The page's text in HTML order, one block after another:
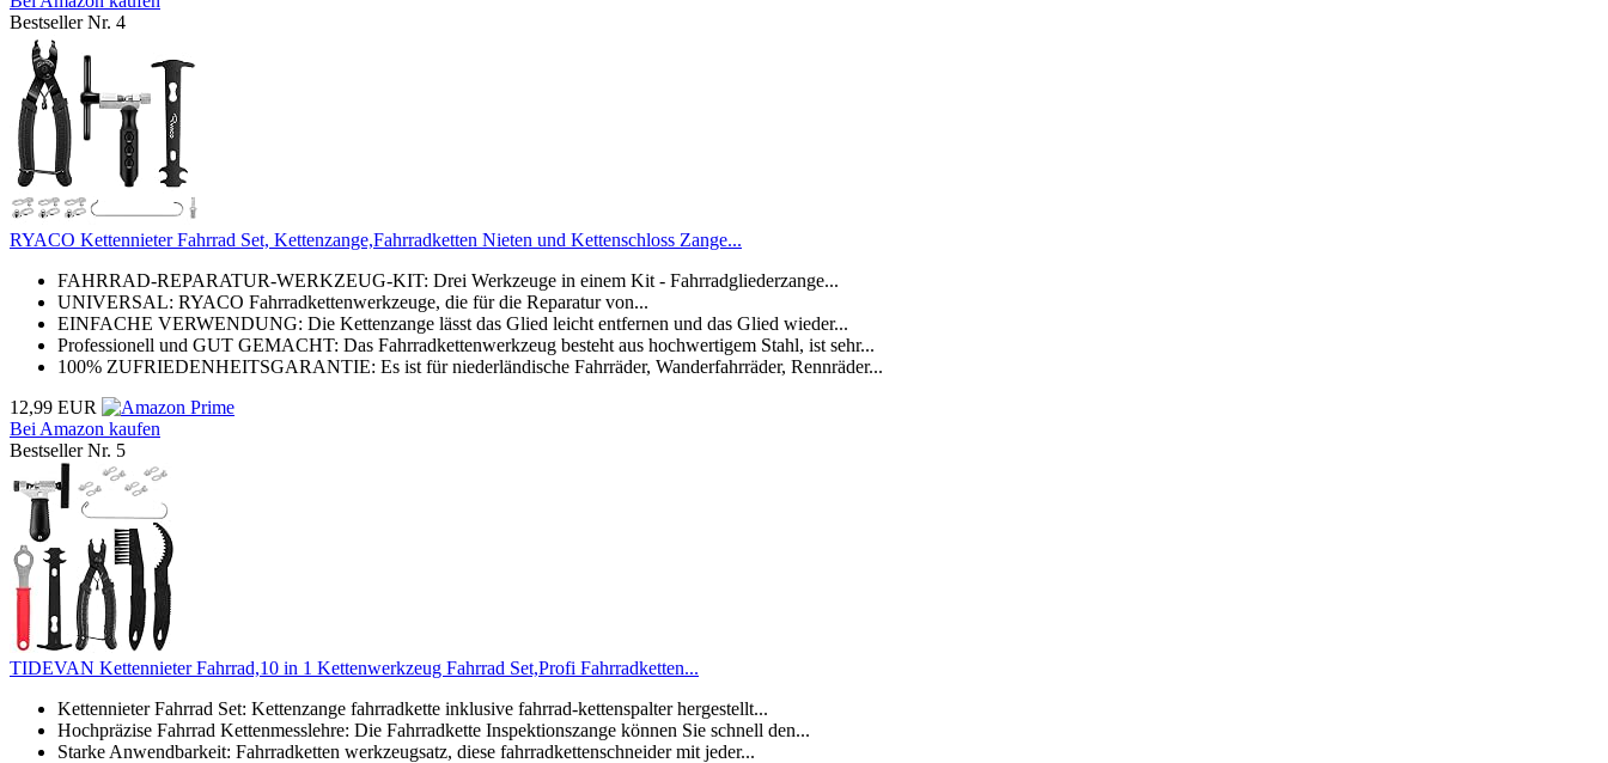
Bestseller Nr. 4
RYACO Kettennieter Fahrrad Set, Kettenzange,Fahrradketten Nieten und Kettenschloss Zange...
FAHRRAD-REPARATUR-WERKZEUG-KIT: Drei Werkzeuge in einem Kit - Fahrradgliederzange...
UNIVERSAL: RYACO Fahrradkettenwerkzeuge, die für die Reparatur von...
EINFACHE VERWENDUNG: Die Kettenzange lässt das Glied leicht entfernen und das Glied wieder...
Professionell und GUT GEMACHT: Das Fahrradkettenwerkzeug besteht aus hochwertigem Stahl, ist sehr...
100% ZUFRIEDENHEITSGARANTIE: Es ist für niederländische Fahrräder, Wanderfahrräder, Rennräder...
12,99 EUR
Bei Amazon kaufen
Bestseller Nr. 5
TIDEVAN Kettennieter Fahrrad,10 in 1 Kettenwerkzeug Fahrrad Set,Profi Fahrradketten...
Kettennieter Fahrrad Set: Kettenzange fahrradkette inklusive fahrrad-kettenspalter hergestellt...
Hochpräzise Fahrrad Kettenmesslehre: Die Fahrradkette Inspektionszange können Sie schnell den...
Starke Anwendbarkeit: Fahrradketten werkzeugsatz, diese fahrradkettenschneider mit jeder...